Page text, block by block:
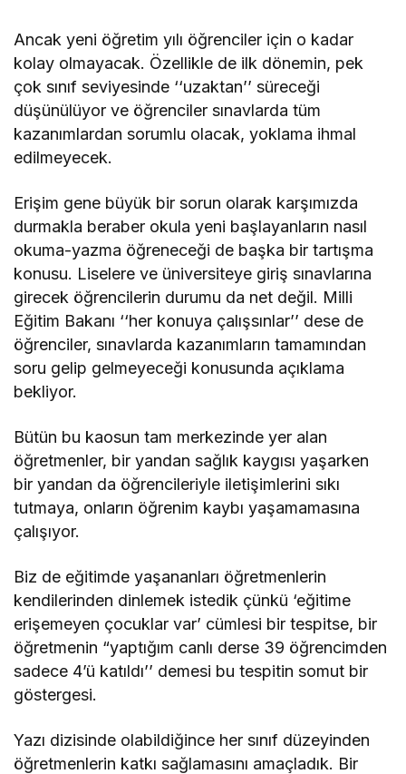
Gizlenemez”
Ancak yeni öğretim yılı öğrenciler için o kadar
kolay olmayacak. Özellikle de ilk dönemin, pek
çok sınıf seviyesinde ‘‘uzaktan’’ süreceği
düşünülüyor ve öğrenciler sınavlarda tüm
kazanımlardan sorumlu olacak, yoklama ihmal
edilmeyecek.
Erişim gene büyük bir sorun olarak karşımızda
durmakla beraber okula yeni başlayanların nasıl
okuma-yazma öğreneceği de başka bir tartışma
konusu. Liselere ve üniversiteye giriş sınavlarına
girecek öğrencilerin durumu da net değil. Milli
Eğitim Bakanı ‘‘her konuya çalışsınlar’’ dese de
öğrenciler, sınavlarda kazanımların tamamından
soru gelip gelmeyeceği konusunda açıklama
bekliyor.
Bütün bu kaosun tam merkezinde yer alan
öğretmenler, bir yandan sağlık kaygısı yaşarken
bir yandan da öğrencileriyle iletişimlerini sıkı
tutmaya, onların öğrenim kaybı yaşamamasına
çalışıyor.
Biz de eğitimde yaşananları öğretmenlerin
kendilerinden dinlemek istedik çünkü ‘eğitime
erişemeyen çocuklar var’ cümlesi bir tespitse, bir
öğretmenin “yaptığım canlı derse 39 öğrencimden
sadece 4’ü katıldı’’ demesi bu tespitin somut bir
göstergesi.
Yazı dizisinde olabildiğince her sınıf düzeyinden
öğretmenlerin katkı sağlamasını amaçladık. Bir